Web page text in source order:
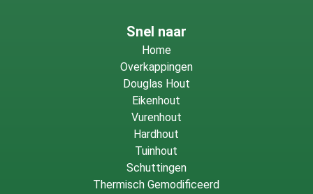
Snel naar
Home
Overkappingen
Douglas Hout
Eikenhout
Vurenhout
Hardhout
Tuinhout
Schuttingen
Thermisch Gemodificeerd